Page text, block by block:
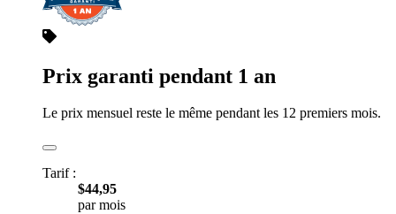
Prix garanti pendant 1 an
Le prix mensuel reste le même pendant les 12 premiers mois.
Tarif :
$44,95
par mois